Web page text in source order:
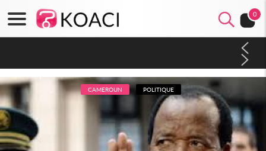
0
dépigmentants dangereux
CAMEROUN POLITIQUE